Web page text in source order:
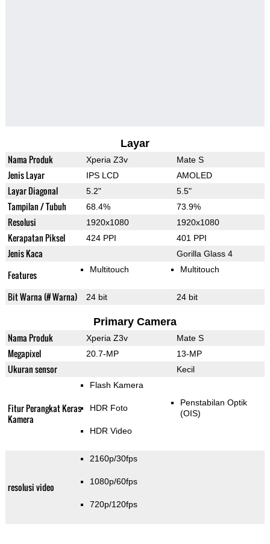
Layar
Nama Produk Xperia Z3v Mate S
Jenis Layar IPS LCD AMOLED
Layar Diagonal 5.2" 5.5"
Tampilan / Tubuh 68.4% 73.9%
Resolusi 1920x1080 1920x1080
Kerapatan Piksel 424 PPI 401 PPI
Jenis Kaca Gorilla Glass 4
Features Multitouch Multitouch
Bit Warna (# Warna) 24 bit 24 bit
Primary Camera
Nama Produk Xperia Z3v Mate S
Megapixel 20.7-MP 13-MP
Ukuran sensor Kecil
Fitur Perangkat Keras
Kamera
Flash Kamera
HDR Foto
HDR Video
Penstabilan Optik
(OIS)
resolusi video
2160p/30fps
1080p/60fps
720p/120fps